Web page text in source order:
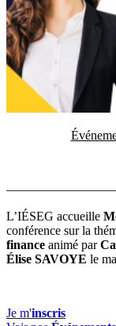
L’IÉSEG accueille
conférence sur la
finance animé par
Élise SAVOYE le
Je m'inscris